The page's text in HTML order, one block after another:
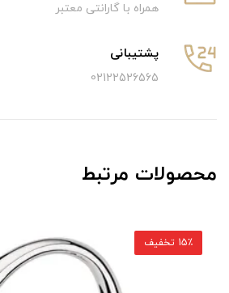
همراه با گارانتی معتبر
پشتیبانی
02122526565
محصولات مرتبط
15٪ تخفیف